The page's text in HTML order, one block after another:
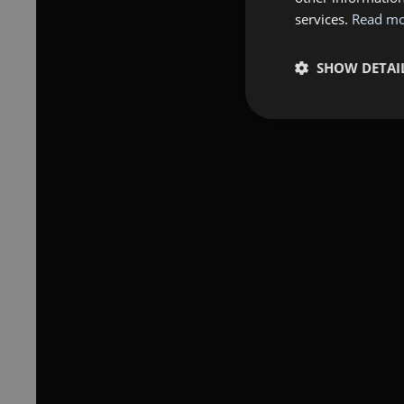
services. Read
SHOW